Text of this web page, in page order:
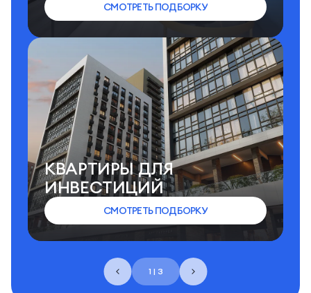
1 | 3
СМОТРЕТЬ ПОДБОРКУ
КВАРТИРЫ ДЛЯ
ИНВЕСТИЦИЙ
СМОТРЕТЬ ПОДБОРКУ